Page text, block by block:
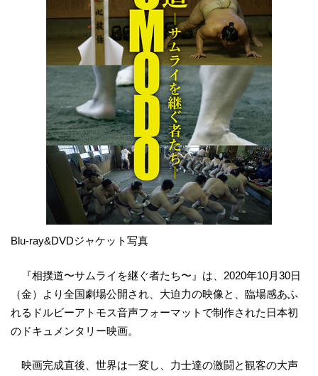
Blu-ray&DVDジャケット写真
『相撲道〜サムライを継ぐ者たち〜』は、2020年10月30日
（金）より全国劇場公開され、大迫力の映像と、臨場感あふ
れるドルビーアトモス音声フォーマットで制作された日本初
のドキュメンタリー映画。
映画完成直後、世界は一変し、力士達の激闘と観客の大声